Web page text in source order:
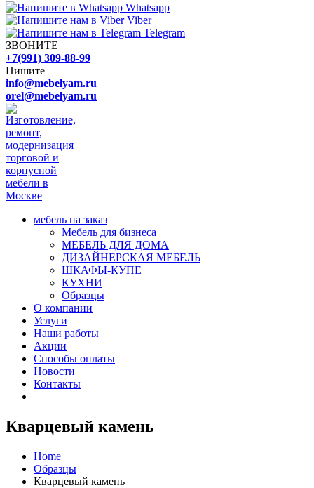
Whatsapp
Viber
Telegram
ЗВОНИТЕ
+7(991) 309-88-99
Пишите
info@mebelyam.ru
orel@mebelyam.ru
мебель на заказ
Мебель для бизнеса
МЕБЕЛЬ ДЛЯ ДОМА
ДИЗАЙНЕРСКАЯ МЕБЕЛЬ
ШКАФЫ-КУПЕ
КУХНИ
Образцы
О компании
Услуги
Наши работы
Акции
Способы оплаты
Новости
Контакты
Кварцевый камень
Home
Образцы
Кварцевый камень